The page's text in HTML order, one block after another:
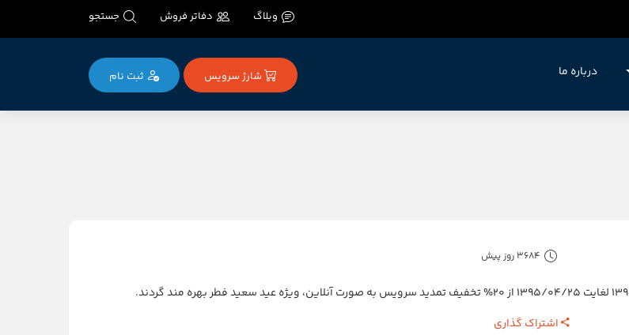
وبلاگ دفاتر فروش جستجو
درباره ما شارژ سرویس ثبت‌ نام
3684 روز پیش
اشتراک گذاری